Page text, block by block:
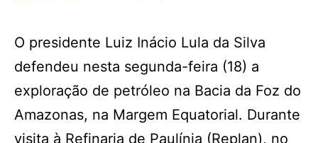
O presidente Luiz Inácio Lula da Silva
defendeu nesta segunda-feira (18) a
exploração de petróleo na Bacia da Foz do
Amazonas, na Margem Equatorial. Durante
visita à Refinaria de Paulínia (Replan), no